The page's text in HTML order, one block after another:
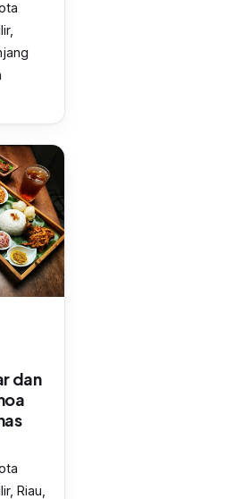
dan
Riau,